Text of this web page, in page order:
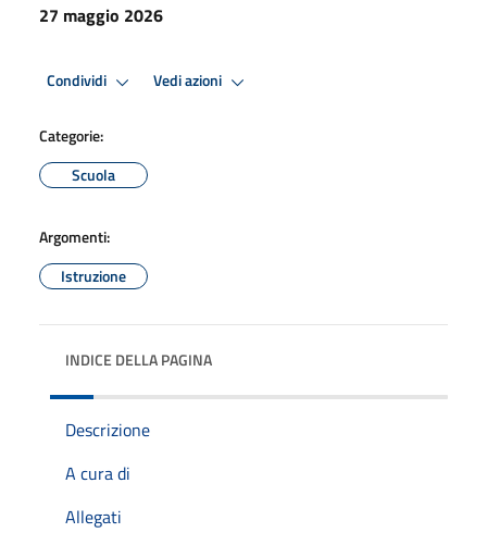
27 maggio 2026
Condividi Vedi azioni
Categorie:
Scuola
Argomenti:
Istruzione
INDICE DELLA PAGINA
Descrizione
A cura di
Allegati